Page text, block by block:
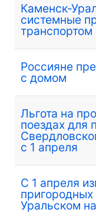
Каменск-
системные
транспортом
Россияне
с домом
Льгота на
поездах для
с 1 апреля
С 1 апреля
Уральском